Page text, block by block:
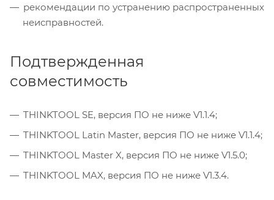
рекомендации по устранению распространенных
неисправностей.
Подтвержденная
совместимость
THINKTOOL SE, версия ПО не ниже V1.1.4;
THINKTOOL Latin Master, версия ПО не ниже V1.1.4;
THINKTOOL Master X, версия ПО не ниже V1.5.0;
THINKTOOL MAX, версия ПО не ниже V1.3.4.